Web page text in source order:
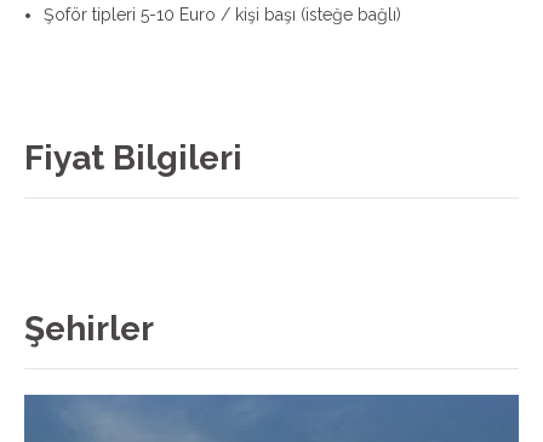
Şoför tipleri 5-10 Euro / kişi başı (isteğe bağlı)
Fiyat Bilgileri
Şehirler